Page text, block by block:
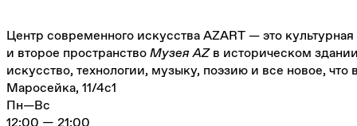
Центр современного искусства AZART — это
и второе пространствоМузея AZв историческом
искусство, технологии, музыку, поэзию и все новое,
Маросейка, 11/4с1
Пн—Вс
12:00 — 21:00